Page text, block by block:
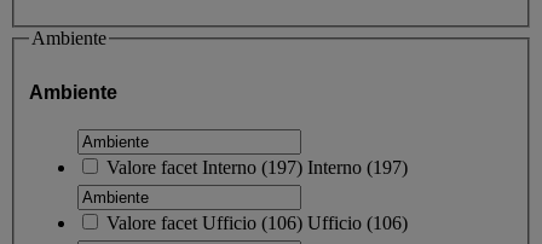
Ambiente
Ambiente
Valore facet Interno (197) Interno (197)
Valore facet Ufficio (106) Ufficio (106)